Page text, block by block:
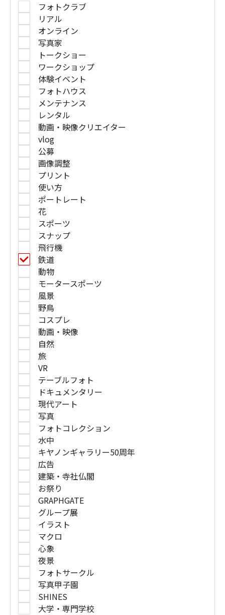
フォトクラブ
リアル
オンライン
写真家
トークショー
ワークショップ
体験イベント
フォトハウス
メンテナンス
レンタル
動画・映像クリエイター
vlog
公募
画像調整
プリント
使い方
ポートレート
花
スポーツ
スナップ
飛行機
鉄道
動物
モータースポーツ
風景
野鳥
コスプレ
動画・映像
自然
旅
VR
テーブルフォト
ドキュメンタリー
現代アート
写真
フォトコレクション
水中
キヤノンギャラリー50周年
広告
建築・寺社仏閣
お祭り
GRAPHGATE
グループ展
イラスト
マクロ
心象
夜景
フォトサークル
写真甲子園
SHINES
大学・専門学校